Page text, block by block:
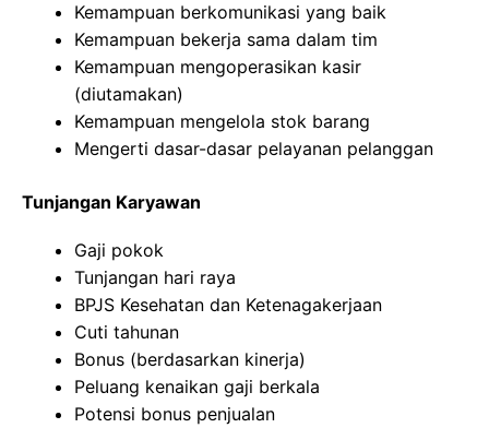
Kemampuan berkomunikasi yang baik
Kemampuan bekerja sama dalam tim
Kemampuan mengoperasikan kasir
(diutamakan)
Kemampuan mengelola stok barang
Mengerti dasar-dasar pelayanan pelanggan
Tunjangan Karyawan
Gaji pokok
Tunjangan hari raya
BPJS Kesehatan dan Ketenagakerjaan
Cuti tahunan
Bonus (berdasarkan kinerja)
Peluang kenaikan gaji berkala
Potensi bonus penjualan